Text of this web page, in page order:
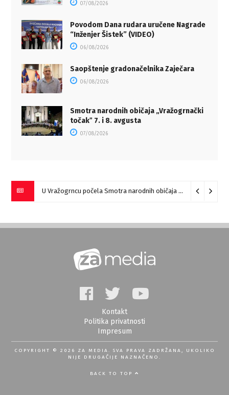
07/08/2026
Povodom Dana rudara uručene Nagrade
“Inženjer Šistek” (VIDEO)
06/08/2026
Saopštenje gradonačelnika Zaječara
06/08/2026
Smotra narodnih običaja „Vražogrnački
točakˮ 7. i 8. avgusta
07/08/2026
U Vražogrncu počela Smotra narodnih običaja „Vražogrnački točak“
Kontakt
Politika privatnosti
Impresum
COPYRIGHT © 2026 ZA MEDIA. SVA PRAVA ZADRŽANA, UKOLIKO
NIJE DRUGAČIJE NAZNAČENO.
BACK TO TOP